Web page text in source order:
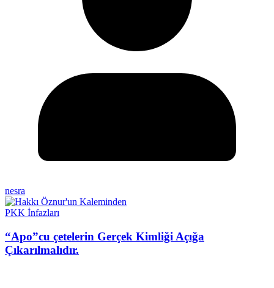
nesra
PKK İnfazları
“Apo”cu çetelerin Gerçek Kimliği Açığa
Çıkarılmalıdır.